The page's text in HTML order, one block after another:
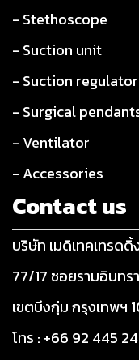
- Stethoscope
- Suction unit
- Suction regulator
- Surgical
- Ventilator
- Accessories
Contact us
บริษัท เมดิเทคเทรดดิ้
77/17 ซอยรามอินท
เขตบึงกุ่ม กรุงเทพฯ
โทร : +66 92 445